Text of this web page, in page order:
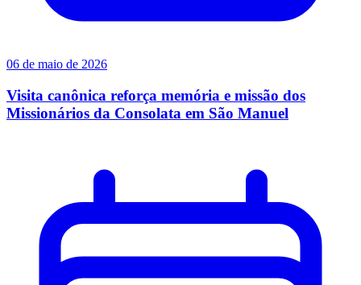
06 de maio de 2026
Visita canônica reforça memória e missão dos
Missionários da Consolata em São Manuel